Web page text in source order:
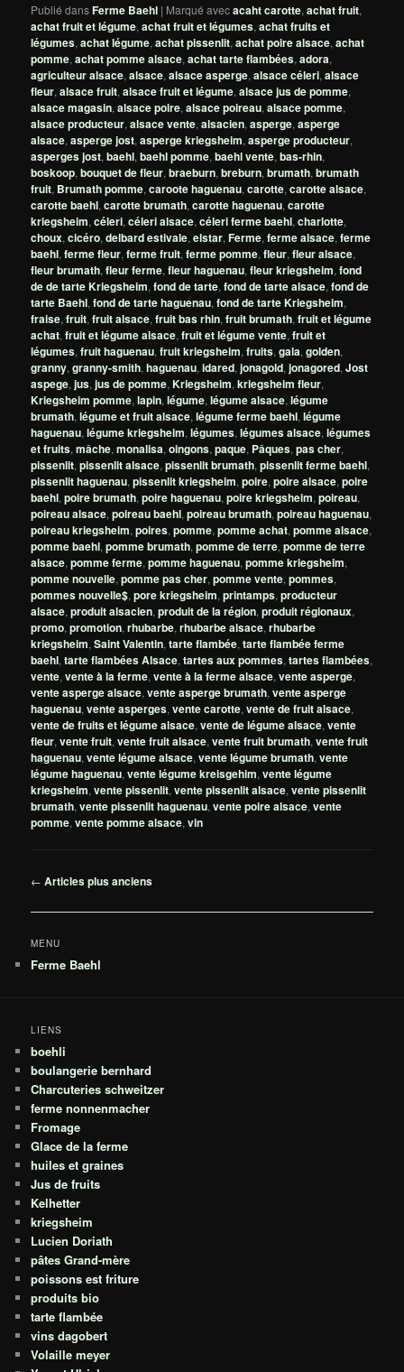
Publié dansFerme Baehl | Marqué avecacaht carotte,achat fruit,
achat fruit et légume,achat fruit et légumes,achat fruits et
légumes,achat légume,achat pissenlit,achat poire alsace,achat
pomme,achat pomme alsace,achat tarte flambées,adora,
agriculteur alsace,alsace,alsace asperge,alsace céleri,alsace
fleur,alsace fruit,alsace fruit et légume,alsace jus de pomme,
alsace magasin,alsace poire,alsace poireau,alsace pomme,
alsace producteur,alsace vente,alsacien,asperge,asperge
alsace,asperge jost,asperge kriegsheim,asperge producteur,
asperges jost,baehl,baehl pomme,baehl vente,bas-rhin,
boskoop,bouquet de fleur,braeburn,breburn,brumath,brumath
fruit, Brumath pomme,caroote haguenau,carotte,carotte alsace,
carotte baehl,carotte brumath,carotte haguenau,carotte
kriegsheim,céleri,céleri alsace,céleri ferme baehl,charlotte,
choux,cicéro,delbard estivale,elstar,Ferme,ferme alsace,ferme
baehl,ferme fleur,ferme fruit,ferme pomme,fleur,fleur alsace,
fleur brumath,fleur ferme,fleur haguenau,fleur kriegsheim,fond
de de tarte Kriegsheim,fond de tarte,fond de tarte alsace,fond de
tarte Baehl,fond de tarte haguenau,fond de tarte Kriegsheim,
fraise,fruit,fruit alsace,fruit bas rhin,fruit brumath,fruit et légume
achat,fruit et légume alsace,fruit et légume vente,fruit et
légumes,fruit haguenau,fruit kriegsheim,fruits,gala,golden,
granny,granny-smith,haguenau,idared,jonagold,jonagored,Jost
aspege,jus,jus de pomme,Kriegsheim,kriegsheim fleur,
Kriegsheim pomme,lapin,légume,légume alsace,légume
brumath,légume et fruit alsace,légume ferme baehl,légume
haguenau,légume kriegsheim,légumes,légumes alsace,légumes
et fruits,mâche,monalisa,oingons,paque, Pâques,pas cher,
pissenlit,pissenlit alsace,pissenlit brumath,pissenlit ferme baehl,
pissenlit haguenau,pissenlit kriegsheim,poire,poire alsace,poire
baehl,poire brumath,poire haguenau,poire kriegsheim,poireau,
poireau alsace,poireau baehl,poireau brumath,poireau haguenau,
poireau kriegsheim,poires,pomme,pomme achat,pomme alsace,
pomme baehl,pomme brumath,pomme de terre,pomme de terre
alsace,pomme ferme,pomme haguenau,pomme kriegsheim,
pomme nouvelle,pomme pas cher,pomme vente,pommes,
pommes nouvelle$,pore kriegsheim,printamps,producteur
alsace,produit alsacien,produit de la région,produit régionaux,
promo,promotion,rhubarbe,rhubarbe alsace,rhubarbe
kriegsheim,Saint Valentin,tarte flambée,tarte flambée ferme
baehl,tarte flambées Alsace,tartes aux pommes,tartes flambées,
vente,vente à la ferme,vente à la ferme alsace,vente asperge,
vente asperge alsace,vente asperge brumath,vente asperge
haguenau,vente asperges,vente carotte,vente de fruit alsace,
vente de fruits et légume alsace,vente de légume alsace,vente
fleur,vente fruit,vente fruit alsace,vente fruit brumath,vente fruit
haguenau,vente légume alsace,vente légume brumath,vente
légume haguenau,vente légume kreisgehim,vente légume
kriegsheim,vente pissenlit,vente pissenlit alsace,vente pissenlit
brumath,vente pissenlit haguenau,vente poire alsace,vente
pomme,vente pomme alsace,vin
Navigation
articles
← Articles plus anciens
MENU
Ferme Baehl
LIENS
boehli
boulangerie bernhard
Charcuteries schweitzer
ferme nonnenmacher
Fromage
Glace de la ferme
huiles et graines
Jus de fruits
Kelhetter
kriegsheim
Lucien Doriath
pâtes Grand-mère
poissons est friture
produits bio
tarte flambée
vins dagobert
Volaille meyer